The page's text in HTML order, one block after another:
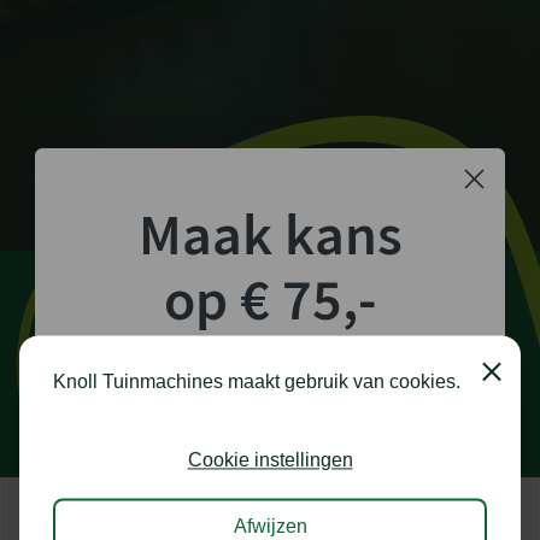
Knoll Tuinmachines maakt gebruik van cookies. Close
Cookie instellingen
Afwijzen
Maak kans
op € 75,-
shoptegoed!
kans op €75,- te besteden op onze webshop.